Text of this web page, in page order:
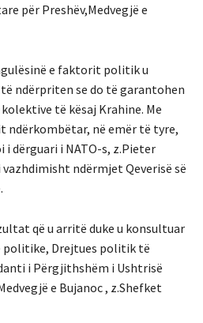
për Preshëv,Medvegjë e
e faktorit politik u
ndërpriten se do të garantohen
të kësaj Krahine. Me
në emër të tyre,
i dërguari i NATO-s, z.Pieter
ndërmjet Qeverisë së
që u arritë duke u konsultuar
Drejtues politik të
i Përgjithshëm i Ushtrisë
e Bujanoc , z.Shefket